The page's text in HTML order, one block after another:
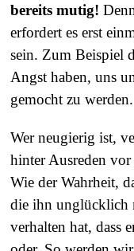
bereits mutig!
erfordert es erst
sein. Zum Beispiel
Angst haben, uns
gemocht zu werden.
Wer neugierig ist,
hinter Ausreden
Wie der Wahrheit,
die ihn unglücklich
verhalten hat, dass